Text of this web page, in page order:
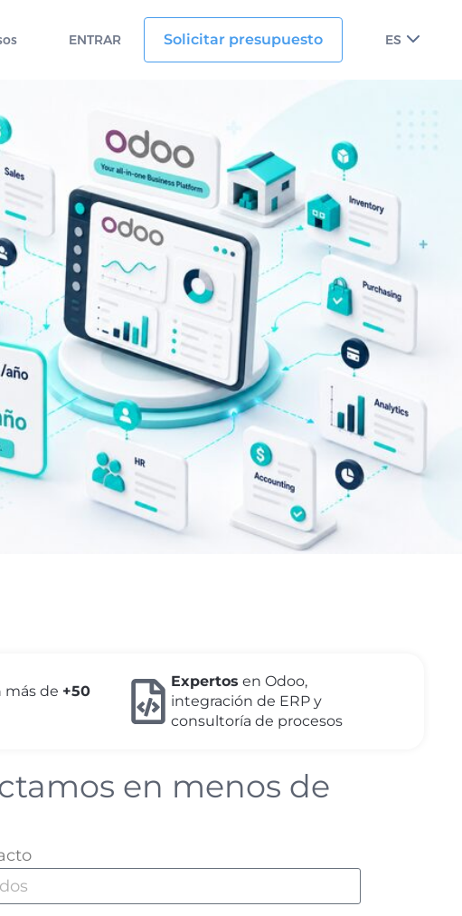
ENTRAR Solicitar presupuesto ES
más de +50
Expertos en Odoo,
integración de ERP y
consultoría de procesos
en menos de